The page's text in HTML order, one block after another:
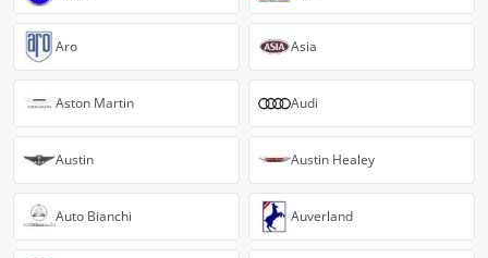
Aro Asia
Aston Martin Audi
Austin Austin Healey
Auto Bianchi Auverland